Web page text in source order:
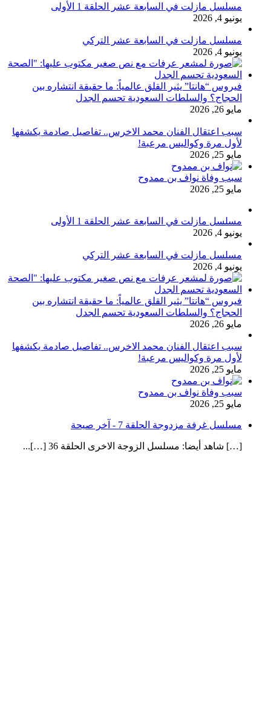
مسلسل مازلت في السابعة عشر الحلقة 1 الأولى
يونيو 4, 2026
مسلسل مازلت في السابعة عشر التركي
يونيو 4, 2026
فيروس “هانتا” يثير القلق عالمياً: ما حقيقة انتشاره بين
الحجاج؟ والسلطات السعودية تحسم الجدل
مايو 26, 2026
سبب اعتقال الفنان محمد الاخرس.. تفاصيل صادمة يكشفها
لأول مرة وكواليس مرعبة!
مايو 25, 2026
سبب وفاة نواف بن ممدوح
مايو 25, 2026
مسلسل مازلت في السابعة عشر الحلقة 1 الأولى
يونيو 4, 2026
مسلسل مازلت في السابعة عشر التركي
يونيو 4, 2026
فيروس “هانتا” يثير القلق عالمياً: ما حقيقة انتشاره بين
الحجاج؟ والسلطات السعودية تحسم الجدل
مايو 26, 2026
سبب اعتقال الفنان محمد الاخرس.. تفاصيل صادمة يكشفها
لأول مرة وكواليس مرعبة!
مايو 25, 2026
سبب وفاة نواف بن ممدوح
مايو 25, 2026
مسلسل غرفة مزدوجة الحلقة 7 - آخر صيحة
[…] شاهد أيضا: مسلسل الزوجة الاخرى الحلقة 36 […]...